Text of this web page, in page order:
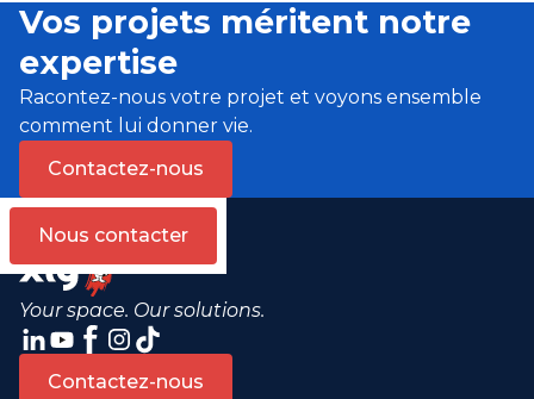
Vos projets méritent notre
expertise
Racontez-nous votre projet et voyons ensemble
comment lui donner vie.
Contactez-nous
Nous contacter
Your space. Our solutions.
Contactez-nous